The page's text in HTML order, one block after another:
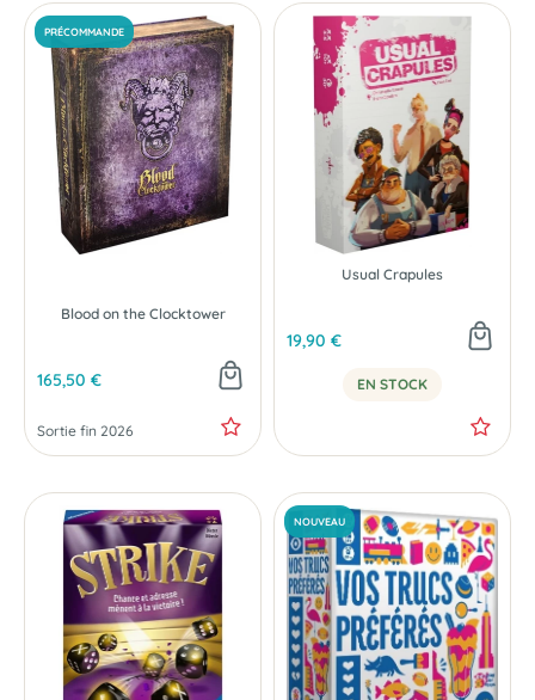
Blood on the Clocktower
165,50 €
Sortie fin 2026
Usual Crapules
19,90 €
EN STOCK